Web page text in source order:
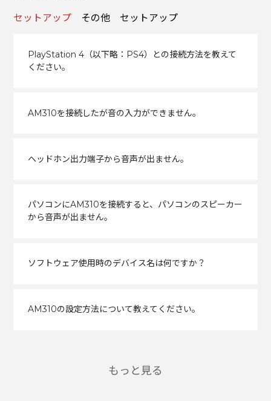
セットアップ その他 セットアップ
PlayStation 4（以下略：PS4）との接続方法を教えて
ください。
AM310を接続したが音の入力ができません。
ヘッドホン出力端子から音声が出ません。
パソコンにAM310を接続すると、パソコンのスピーカー
から音声が出ません。
ソフトウェア使用時のデバイス名は何ですか？
AM310の設定方法について教えてください。
もっと見る